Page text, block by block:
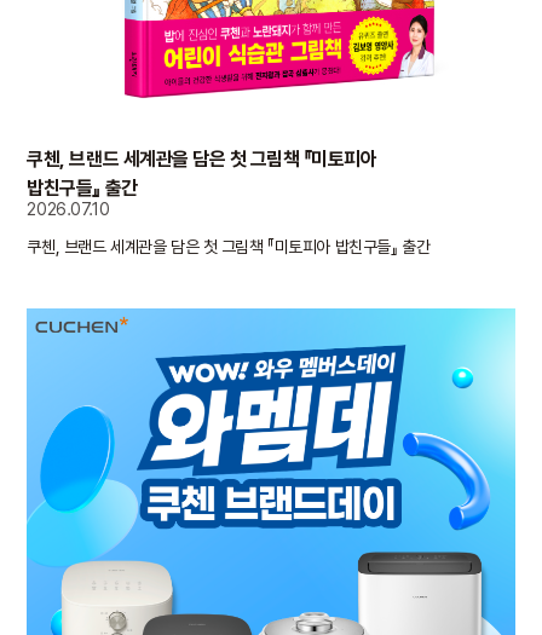
쿠첸, 브랜드 세계관을 담은 첫 그림책 『미토피아
밥친구들』 출간
2026.07.10
쿠첸, 브랜드 세계관을 담은 첫 그림책 『미토피아 밥친구들』 출간